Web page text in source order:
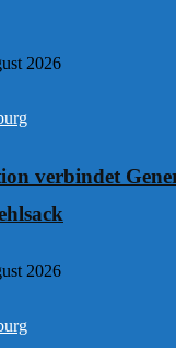
2026
verbindet
2026